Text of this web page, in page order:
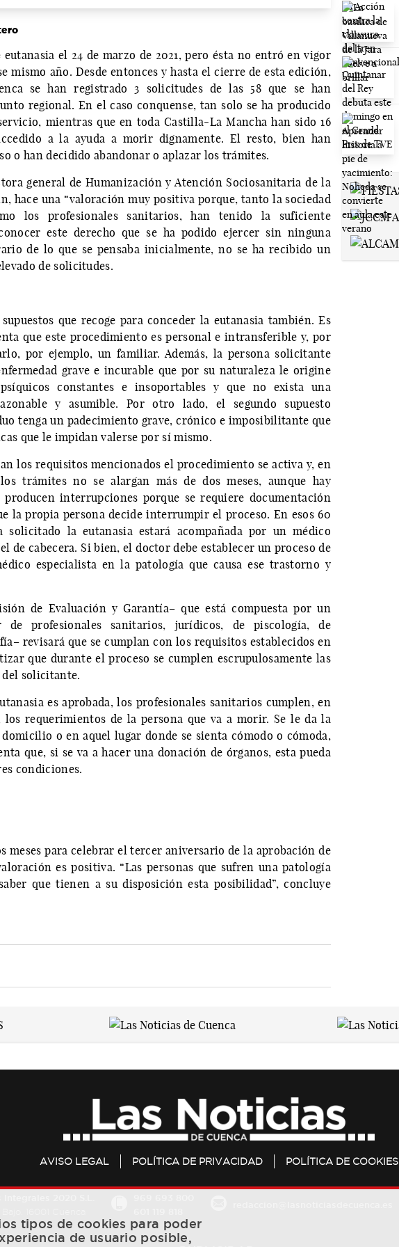
eutanasia el 24 de marzo de 2021, pero ésta no entró en vigor
mismo año. Desde entonces y hasta el cierre de esta edición,
se han registrado 3 solicitudes de las 58 que se han
regional. En el caso conquense, tan solo se ha producido
mientras que en toda Castilla-La Mancha han sido 16
a la ayuda a morir dignamente. El resto, bien han
o han decidido abandonar o aplazar los trámites.
general de Humanización y Atención Sociosanitaria de la
hace una “valoración muy positiva porque, tanto la sociedad
los profesionales sanitarios, han tenido la suficiente
este derecho que se ha podido ejercer sin ninguna
de lo que se pensaba inicialmente, no se ha recibido un
de solicitudes.
que recoge para conceder la eutanasia también. Es
que este procedimiento es personal e intransferible y, por
por ejemplo, un familiar. Además, la persona solicitante
grave e incurable que por su naturaleza le origine
constantes e insoportables y que no exista una
y asumible. Por otro lado, el segundo supuesto
tenga un padecimiento grave, crónico e imposibilitante que
que le impidan valerse por sí mismo.
los requisitos mencionados el procedimiento se activa y, en
trámites no se alargan más de dos meses, aunque hay
producen interrupciones porque se requiere documentación
la propia persona decide interrumpir el proceso. En esos 60
solicitado la eutanasia estará acompañada por un médico
de cabecera. Si bien, el doctor debe establecer un proceso de
especialista en la patología que causa ese trastorno y
de Evaluación y Garantía– que está compuesta por un
de profesionales sanitarios, jurídicos, de piscología, de
revisará que se cumplan con los requisitos establecidos en
que durante el proceso se cumplen escrupulosamente las
del solicitante.
es aprobada, los profesionales sanitarios cumplen, en
requerimientos de la persona que va a morir. Se le da la
o en aquel lugar donde se sienta cómodo o cómoda,
que, si se va a hacer una donación de órganos, esta pueda
condiciones.
meses para celebrar el tercer aniversario de la aprobación de
es positiva. “Las personas que sufren una patología
que tienen a su disposición esta posibilidad”, concluye
AVISO LEGAL POLÍTICA DE PRIVACIDAD POLÍTICA DE COOKIES
tipos de cookies para poder
de usuario posible,